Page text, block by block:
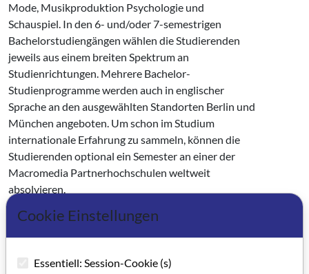
Mode, Musikproduktion Psychologie und
Schauspiel. In den 6- und/oder 7-semestrigen
Bachelorstudiengängen wählen die Studierenden
jeweils aus einem breiten Spektrum an
Studienrichtungen. Mehrere Bachelor-
Studienprogramme werden auch in englischer
Sprache an den ausgewählten Standorten Berlin und
München angeboten. Um schon im Studium
internationale Erfahrung zu sammeln, können die
Studierenden optional ein Semester an einer der
Macromedia Partnerhochschulen weltweit
absolvieren.
60488 Frankfurt am Main
Cookie Einstellungen
Essentiell: Session-Cookie (s)